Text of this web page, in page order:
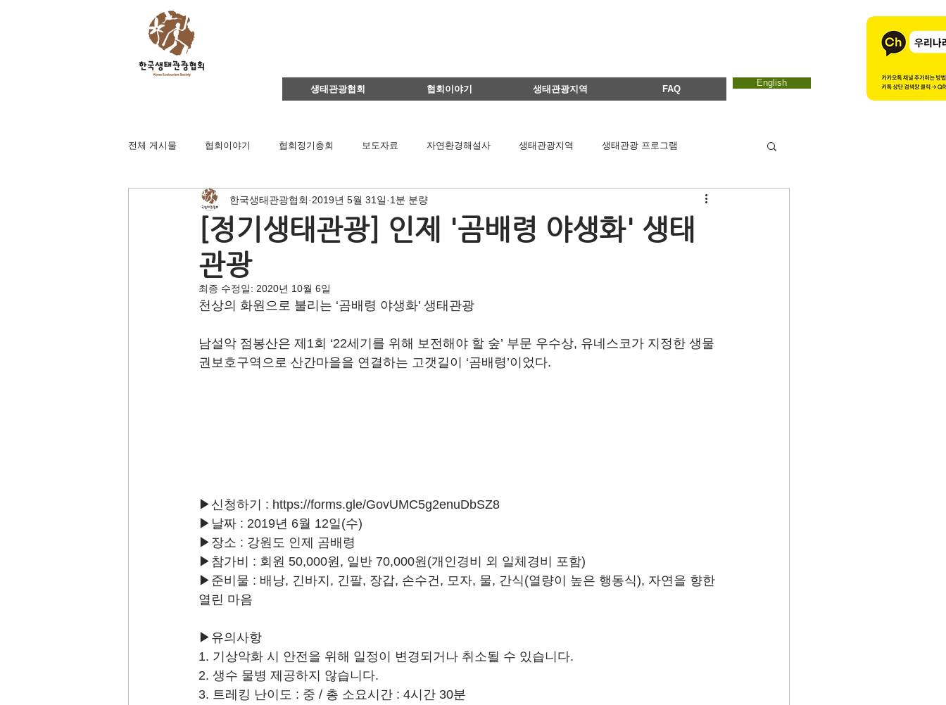
생태관광협회 협회이야기 생태관광지역 FAQ
English
전체 게시물 협회이야기 협회정기총회 보도자료 자연환경해설사 생태관광지역 생태관광 프로그램
영주댐바로알기 생태문화교실 이달의 생태관광지 에코마마
이벤트
후원회원 가입신청 공익법인결산서류
[정기생태관광] 인제 '곰배령 야생화' 생태
관광
한국생태관광협회 2019년 5월 31일 1분 분량
최종 수정일: 2020년 10월 6일
천상의 화원으로 불리는 ‘곰배령 야생화' 생태관광
남설악 점봉산은 제1회 ‘22세기를 위해 보전해야 할 숲’ 부문 우수상, 유네스코가 지정한 생물
권보호구역으로 산간마을을 연결하는 고갯길이 ‘곰배령’이었다.
▶신청하기 : https://forms.gle/GovUMC5g2enuDbSZ8
▶날짜 : 2019년 6월 12일(수)
▶장소 : 강원도 인제 곰배령
▶참가비 : 회원 50,000원, 일반 70,000원(개인경비 외 일체경비 포함)
▶준비물 : 배낭, 긴바지, 긴팔, 장갑, 손수건, 모자, 물, 간식(열량이 높은 행동식), 자연을 향한
열린 마음
▶유의사항
1. 기상악화 시 안전을 위해 일정이 변경되거나 취소될 수 있습니다.
2. 생수 물병 제공하지 않습니다.
3. 트레킹 난이도 : 중 / 총 소요시간 : 4시간 30분